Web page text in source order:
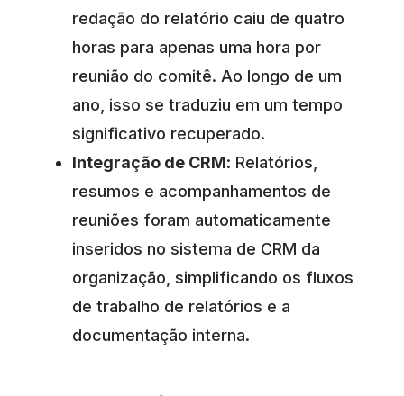
redação do relatório caiu de quatro
horas para apenas uma hora por
reunião do comitê. Ao longo de um
ano, isso se traduziu em um tempo
significativo recuperado.
Integração de CRM: Relatórios,
resumos e acompanhamentos de
reuniões foram automaticamente
inseridos no sistema de CRM da
organização, simplificando os fluxos
de trabalho de relatórios e a
documentação interna.